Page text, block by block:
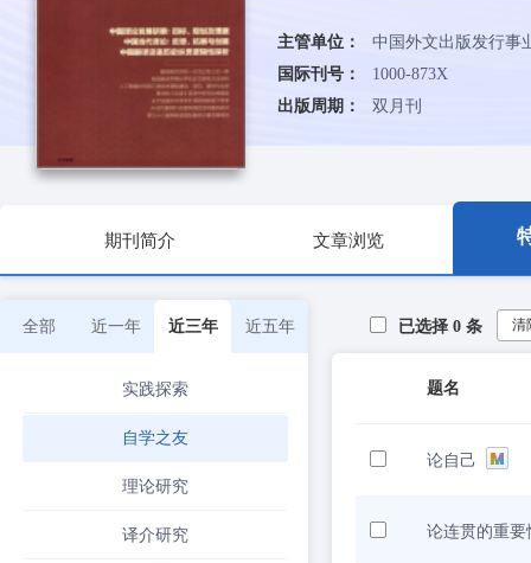
主管单位：
中国外文出版发行事
国际刊号：
1000-873X
出版周期：
双月刊
期刊简介 文章浏览
全部 近一年 近三年 近五年
实践探索
自学之友
理论研究
译介研究
已选择 0 条 清
题名
论自己
论连贯的重要